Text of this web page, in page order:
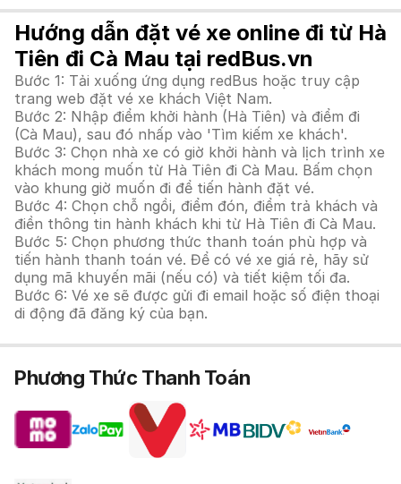
Hướng dẫn đặt vé xe online đi từ Hà
Tiên đi Cà Mau tại redBus.vn
Bước 1: Tải xuống ứng dụng redBus hoặc truy cập
trang web đặt vé xe khách Việt Nam.
Bước 2: Nhập điểm khởi hành (Hà Tiên) và điểm đi
(Cà Mau), sau đó nhấp vào 'Tìm kiếm xe khách'.
Bước 3: Chọn nhà xe có giờ khởi hành và lịch trình xe
khách mong muốn từ Hà Tiên đi Cà Mau. Bấm chọn
vào khung giờ muốn đi để tiến hành đặt vé.
Bước 4: Chọn chỗ ngồi, điểm đón, điểm trả khách và
điền thông tin hành khách khi từ Hà Tiên đi Cà Mau.
Bước 5: Chọn phương thức thanh toán phù hợp và
tiến hành thanh toán vé. Để có vé xe giá rẻ, hãy sử
dụng mã khuyến mãi (nếu có) và tiết kiệm tối đa.
Bước 6: Vé xe sẽ được gửi đi email hoặc số điện thoại
di động đã đăng ký của bạn.
Phương Thức Thanh Toán